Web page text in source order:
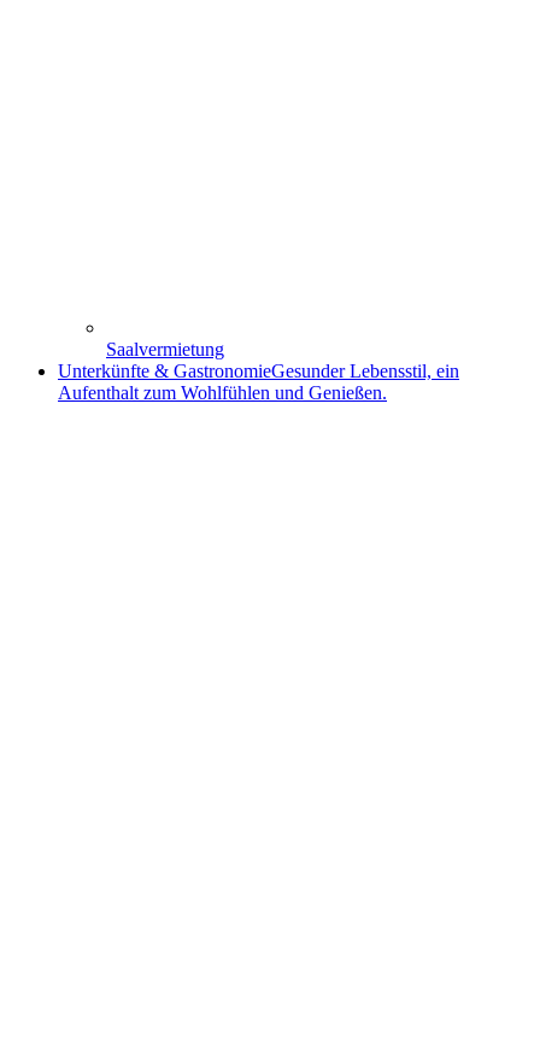
Saalvermietung
Unterkünfte & GastronomieGesunder Lebensstil, ein
Aufenthalt zum Wohlfühlen und Genießen.